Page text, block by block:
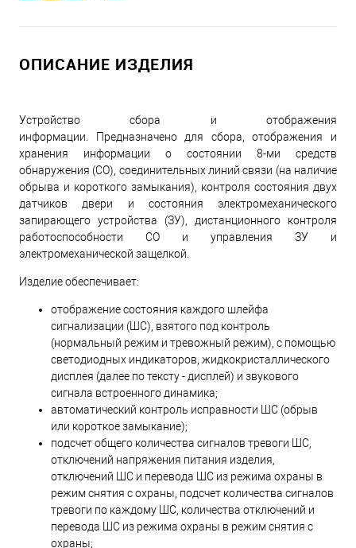
ОПИСАНИЕ ИЗДЕЛИЯ
Устройство сбора и отображения
информации. Предназначено для сбора, отображения и
хранения информации о состоянии 8-ми средств
обнаружения (СО), соединительных линий связи (на наличие
обрыва и короткого замыкания), контроля состояния двух
датчиков двери и состояния электромеханического
запирающего устройства (ЗУ), дистанционного контроля
работоспособности СО и управления ЗУ и
электромеханической защелкой.
Изделие обеспечивает:
отображение состояния каждого шлейфа
сигнализации (ШС), взятого под контроль
(нормальный режим и тревожный режим), с помощью
светодиодных индикаторов, жидкокристаллического
дисплея (далее по тексту - дисплей) и звукового
сигнала встроенного динамика;
автоматический контроль исправности ШС (обрыв
или короткое замыкание);
подсчет общего количества сигналов тревоги ШС,
отключений напряжения питания изделия,
отключений ШС и перевода ШС из режима охраны в
режим снятия с охраны, подсчет количества сигналов
тревоги по каждому ШС, количества отключений и
перевода ШС из режима охраны в режим снятия с
охраны;